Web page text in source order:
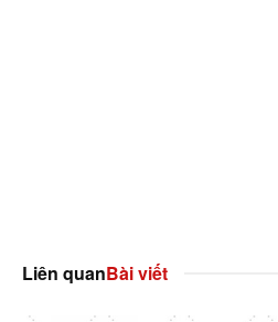
Liên quanBài viết